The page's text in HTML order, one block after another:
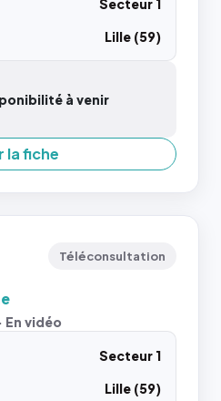
Secteur 1
Lille (59)
à venir
la fiche
Téléconsultation
En vidéo
Secteur 1
Lille (59)